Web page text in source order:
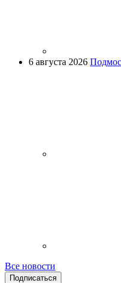
6 августа 2026
Все новости
Подписаться